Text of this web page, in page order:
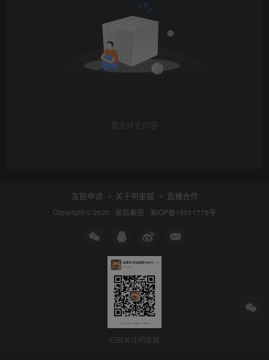
暂无评论内容
友链申请 关于明星狐 直播合作
Copyright © 2020 · 星狐集团 · 渝ICP备19011779号
扫码关注明星狐